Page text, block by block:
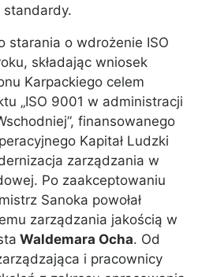
starania o wdrożenie ISO
składając wniosek
Karpackiego celem
„ISO 9001 w administracji
finansowanego
Kapitał Ludzki
zarządzania w
Po zaakceptowaniu
Sanoka powołał
zarządzania jakością w
Waldemara Ocha. Od
i pracownicy